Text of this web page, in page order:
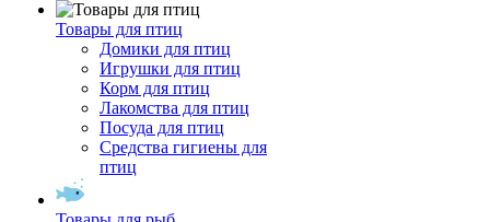
Товары для птиц
Домики для птиц
Игрушки для птиц
Корм для птиц
Лакомства для птиц
Посуда для птиц
Средства гигиены для
птиц